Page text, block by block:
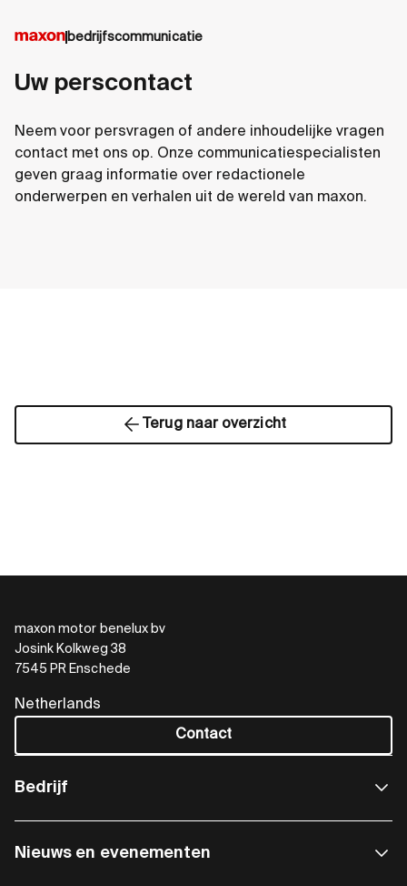
bedrijfscommunicatie
Uw perscontact
Neem voor persvragen of andere inhoudelijke vragen
contact met ons op. Onze communicatiespecialisten
geven graag informatie over redactionele
onderwerpen en verhalen uit de wereld van maxon.
Terug naar overzicht
maxon motor benelux bv
Josink Kolkweg 38
7545 PR Enschede
Netherlands
Contact
Bedrijf
Nieuws en evenementen